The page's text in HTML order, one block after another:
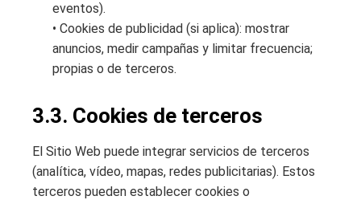
eventos).
• Cookies de publicidad (si aplica): mostrar
anuncios, medir campañas y limitar frecuencia;
propias o de terceros.
3.3. Cookies de terceros
El Sitio Web puede integrar servicios de terceros
(analítica, vídeo, mapas, redes publicitarias). Estos
terceros pueden establecer cookies o